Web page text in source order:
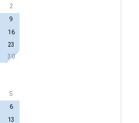
2
9
16
23
30
S
6
13